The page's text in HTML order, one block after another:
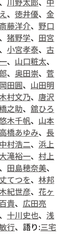
、 徳井優、 金
斎藤洋介、 野口
、 猪野学、 田宮
、 小宮孝泰、 古
、 山口粧太、
、 奥田崇、 菅
岡田圓、 山田明
村文乃、 唐沢
之助、 舘ひろ
木千帆、 山本
高橋あゆみ、 長
中村浩二、 浜上
大滝裕一、 村上
、 田島穂奈美、
てつを、 林邦
紀世彦、 花ヶ
貴、 広田亮
、 十川史也、 浅
行、語り:三宅